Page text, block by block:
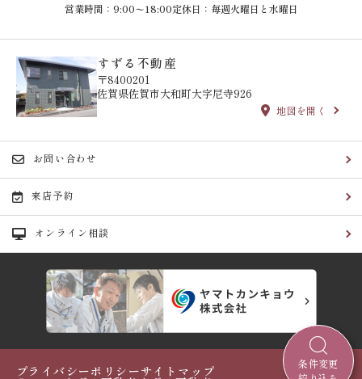
条件変更
営業時間：9:00〜18:00定休日：毎週火曜日と水曜日
すずる不動産
〒8400201
佐賀県佐賀市大和町大字尼寺926
地図を開く
お問い合わせ
来店予約
オンライン相談
プライバシーポリシーサイトマップ